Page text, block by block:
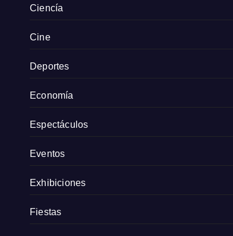
Ciencía
Cine
Deportes
Economía
Espectáculos
Eventos
Exhibiciones
Fiestas